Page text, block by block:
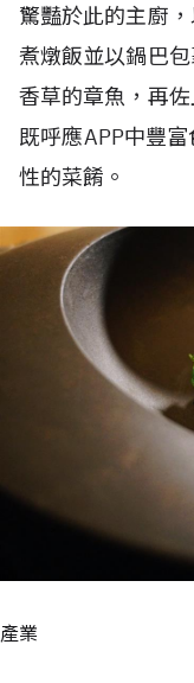
驚豔於此的主廚
煮燉飯並以鍋巴
香草的章魚，再
既呼應APP中豐
性的菜餚。
產業